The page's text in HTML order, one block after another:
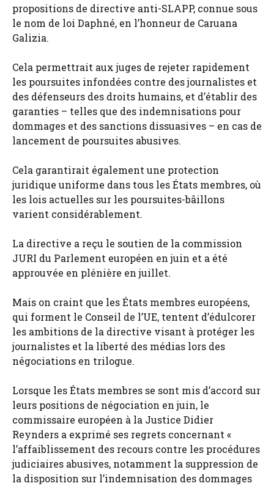
propositions de directive anti-SLAPP, connue sous
le nom de loi Daphné, en l’honneur de Caruana
Galizia.
Cela permettrait aux juges de rejeter rapidement
les poursuites infondées contre des journalistes et
des défenseurs des droits humains, et d’établir des
garanties – telles que des indemnisations pour
dommages et des sanctions dissuasives – en cas de
lancement de poursuites abusives.
Cela garantirait également une protection
juridique uniforme dans tous les États membres, où
les lois actuelles sur les poursuites-bâillons
varient considérablement.
La directive a reçu le soutien de la commission
JURI du Parlement européen en juin et a été
approuvée en plénière en juillet.
Mais on craint que les États membres européens,
qui forment le Conseil de l’UE, tentent d’édulcorer
les ambitions de la directive visant à protéger les
journalistes et la liberté des médias lors des
négociations en trilogue.
Lorsque les États membres se sont mis d’accord sur
leurs positions de négociation en juin, le
commissaire européen à la Justice Didier
Reynders a exprimé ses regrets concernant «
l’affaiblissement des recours contre les procédures
judiciaires abusives, notamment la suppression de
la disposition sur l’indemnisation des dommages